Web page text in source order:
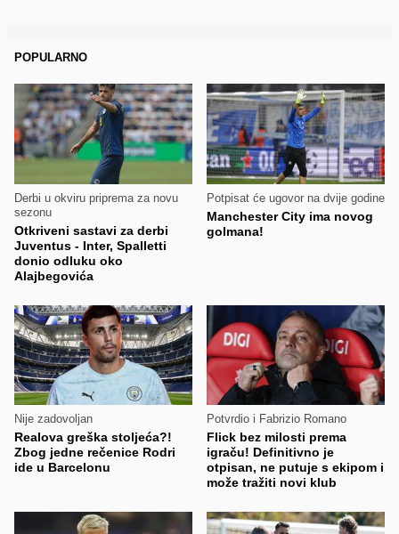
POPULARNO
Derbi u okviru priprema za novu
sezonu
Otkriveni sastavi za derbi
Juventus - Inter, Spalletti
donio odluku oko
Alajbegovića
Potpisat će ugovor na dvije godine
Manchester City ima novog
golmana!
Nije zadovoljan
Realova greška stoljeća?!
Zbog jedne rečenice Rodri
ide u Barcelonu
Potvrdio i Fabrizio Romano
Flick bez milosti prema
igraču! Definitivno je
otpisan, ne putuje s ekipom i
može tražiti novi klub